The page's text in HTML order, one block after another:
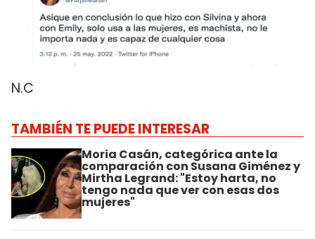
N.C
TAMBIÉN TE PUEDE INTERESAR
Moria Casán, categórica ante la
comparación con Susana Giménez y
Mirtha Legrand: "Estoy harta, no
tengo nada que ver con esas dos
mujeres"